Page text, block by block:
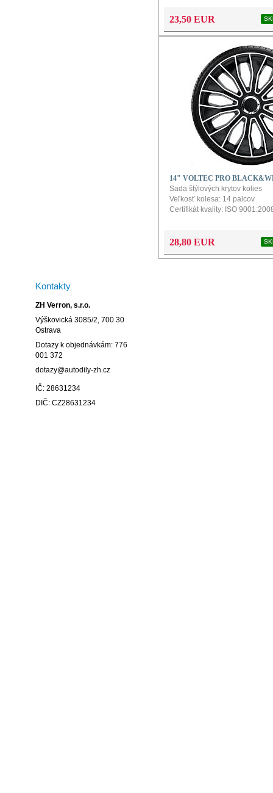
Povrch: hladký
Konfigurátor a návod na
23,50 EUR
14" VOLTEC PRO
Sada štýlových krytov kolies
Veľkosť kolesa: 14 palcov
Certifikát kvality: ISO
Povrch: hladký
Konfigurátor a návod na
28,80 EUR
Kontakty
ZH Verron, s.r.o.
Výškovická 3085/2, 700 30
Ostrava
Dotazy k objednávkám: 776
001 372
dotazy@autodily-zh.cz
IČ: 28631234
DIČ: CZ28631234